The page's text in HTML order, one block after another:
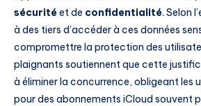
sécuritéet de confidentialité. Selon
à des tiers d’accéder à ces données
compromettre la protection des
plaignants soutiennent que cette
à éliminer la concurrence, obligeant les
pour des abonnements iCloud souvent